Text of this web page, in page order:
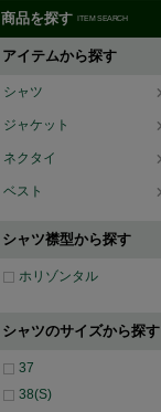
商品を探す ITEM SEARCH
アイテムから探す
シャツ
ジャケット
ネクタイ
ベスト
シャツ襟型から探す
ホリゾンタル
シャツのサイズから探す
37
38(S)